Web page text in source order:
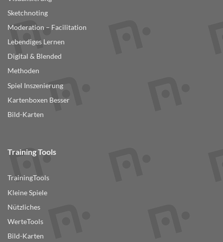
Sketchnoting
Moderation – Facilitation
Lebendiges Lernen
Digital & Blended
Methoden
Spiel Inszenierung
Kartenboxen Besser
Bild-Karten
Training Tools
TrainingTools
Kleine Spiele
Nützliches
WerteTools
Bild-Karten